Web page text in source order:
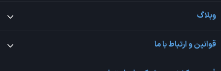
وبلاگ
قوانین و ارتباط با ما